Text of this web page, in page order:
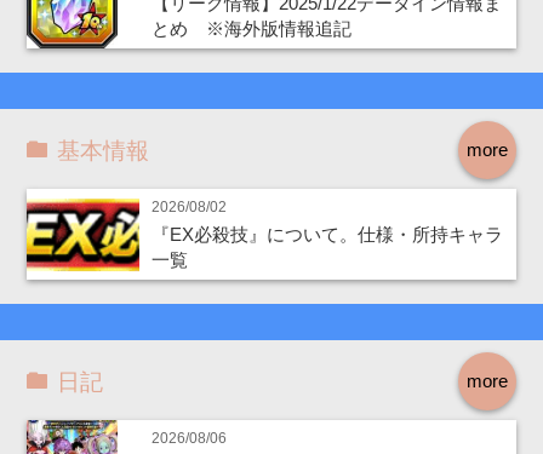
とめ ※海外版情報追記
more
基本情報
2026/08/02
『EX必殺技』について。仕様・所持キャラ
一覧
more
日記
2026/08/06